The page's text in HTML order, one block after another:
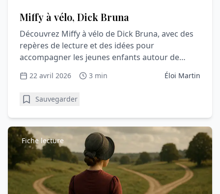
Miffy à vélo, Dick Bruna
Découvrez Miffy à vélo de Dick Bruna, avec des
repères de lecture et des idées pour
accompagner les jeunes enfants autour de
22 avril 2026 3 min Éloi Martin
Sauvegarder
Fiche lecture